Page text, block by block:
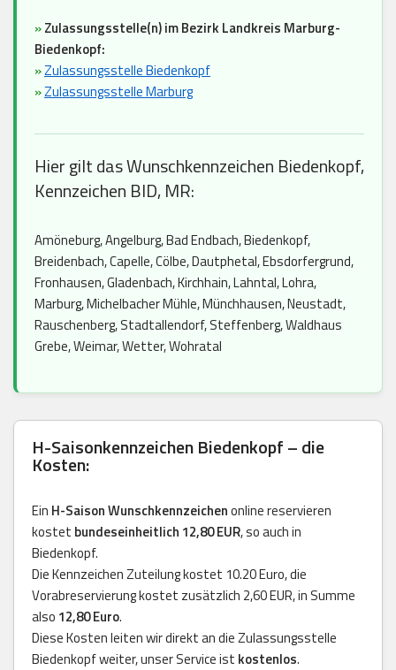
»Zulassungsstelle(n) im Bezirk Landkreis Marburg-
Biedenkopf:
»Zulassungsstelle Biedenkopf
»Zulassungsstelle Marburg
Hier gilt das Wunschkennzeichen Biedenkopf,
Kennzeichen BID, MR:
Amöneburg, Angelburg, Bad Endbach, Biedenkopf,
Breidenbach, Capelle, Cölbe, Dautphetal, Ebsdorfergrund,
Fronhausen, Gladenbach, Kirchhain, Lahntal, Lohra,
Marburg, Michelbacher Mühle, Münchhausen, Neustadt,
Rauschenberg, Stadtallendorf, Steffenberg, Waldhaus
Grebe, Weimar, Wetter, Wohratal
H-Saisonkennzeichen Biedenkopf – die
Kosten:
Ein H-Saison Wunschkennzeichenonline reservieren
kostet bundeseinheitlich 12,80 EUR, so auch in
Biedenkopf.
Die Kennzeichen Zuteilung kostet 10.20 Euro, die
Vorabreservierung kostet zusätzlich 2,60 EUR, in Summe
also 12,80 Euro.
Diese Kosten leiten wir direkt an die Zulassungsstelle
Biedenkopf weiter, unser Service ist kostenlos.